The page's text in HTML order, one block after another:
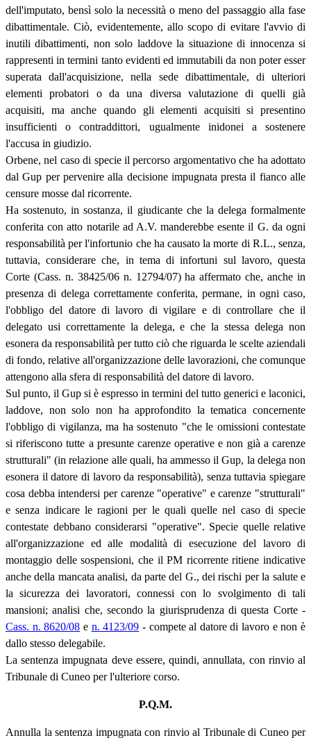
dell'imputato, bensì solo la necessità o meno del passaggio alla fase
dibattimentale. Ciò, evidentemente, allo scopo di evitare l'avvio di
inutili dibattimenti, non solo laddove la situazione di innocenza si
rappresenti in termini tanto evidenti ed immutabili da non poter esser
superata dall'acquisizione, nella sede dibattimentale, di ulteriori
elementi probatori o da una diversa valutazione di quelli già
acquisiti, ma anche quando gli elementi acquisiti si presentino
insufficienti o contraddittori, ugualmente inidonei a sostenere
l'accusa in giudizio.
Orbene, nel caso di specie il percorso argomentativo che ha adottato
dal Gup per pervenire alla decisione impugnata presta il fianco alle
censure mosse dal ricorrente.
Ha sostenuto, in sostanza, il giudicante che la delega formalmente
conferita con atto notarile ad A.V. manderebbe esente il G. da ogni
responsabilità per l'infortunio che ha causato la morte di R.L., senza,
tuttavia, considerare che, in tema di infortuni sul lavoro, questa
Corte (Cass. n. 38425/06 n. 12794/07) ha affermato che, anche in
presenza di delega correttamente conferita, permane, in ogni caso,
l'obbligo del datore di lavoro di vigilare e di controllare che il
delegato usi correttamente la delega, e che la stessa delega non
esonera da responsabilità per tutto ciò che riguarda le scelte aziendali
di fondo, relative all'organizzazione delle lavorazioni, che comunque
attengono alla sfera di responsabilità del datore di lavoro.
Sul punto, il Gup si è espresso in termini del tutto generici e laconici,
laddove, non solo non ha approfondito la tematica concernente
l'obbligo di vigilanza, ma ha sostenuto "che le omissioni contestate
si riferiscono tutte a presunte carenze operative e non già a carenze
strutturali" (in relazione alle quali, ha ammesso il Gup, la delega non
esonera il datore di lavoro da responsabilità), senza tuttavia spiegare
cosa debba intendersi per carenze "operative" e carenze "strutturali"
e senza indicare le ragioni per le quali quelle nel caso di specie
contestate debbano considerarsi "operative". Specie quelle relative
all'organizzazione ed alle modalità di esecuzione del lavoro di
montaggio delle sospensioni, che il PM ricorrente ritiene indicative
anche della mancata analisi, da parte del G., dei rischi per la salute e
la sicurezza dei lavoratori, connessi con lo svolgimento di tali
mansioni; analisi che, secondo la giurisprudenza di questa Corte -
Cass. n. 8620/08 e n. 4123/09 - compete al datore di lavoro e non è
dallo stesso delegabile.
La sentenza impugnata deve essere, quindi, annullata, con rinvio al
Tribunale di Cuneo per l'ulteriore corso.
P.Q.M.
Annulla la sentenza impugnata con rinvio al Tribunale di Cuneo per